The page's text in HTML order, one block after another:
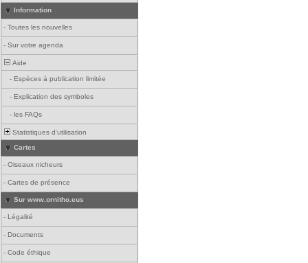
Information
- Toutes les nouvelles
- Sur votre agenda
Aide
- Espèces à publication limitée
- Explication des symboles
- les FAQs
Statistiques d'utilisation
Cartes
- Oiseaux nicheurs
- Cartes de présence
Sur www.ornitho.eus
- Légalité
- Documents
- Code éthique